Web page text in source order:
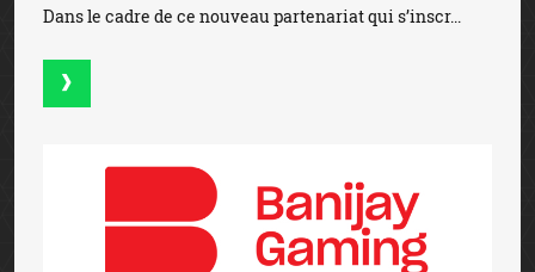
Dans le cadre de ce nouveau partenariat qui s’inscr...